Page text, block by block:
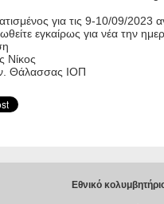
για τις 9-10/09/2023
εγκαίρως για νέα την
Νίκος
Θάλασσας ΙΟΠ
Εθνικό